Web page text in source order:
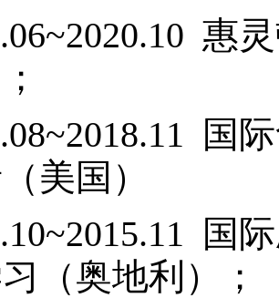
惠
国
美国）
国
（奥地利）；